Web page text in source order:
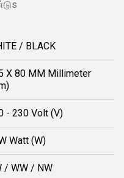
/ BLACK
X 80 MM Millimeter
- 230 Volt (V)
Watt (W)
/ WW / NW